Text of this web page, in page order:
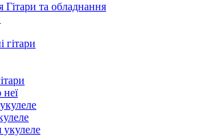
Гітари та обладнання
гітари
неї